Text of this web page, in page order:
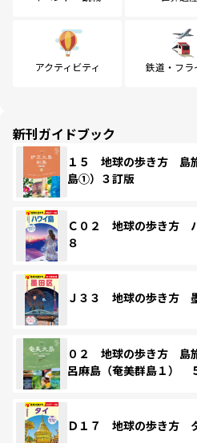
アクティビティ 鉄道・フラ
新刊ガイドブック
１５ 地球の歩き方 島
島①）３訂版
Ｃ０２ 地球の歩き方
８
Ｊ３３ 地球の歩き方
０２ 地球の歩き方
呂麻島（奄美群島１）
Ｄ１７ 地球の歩き方